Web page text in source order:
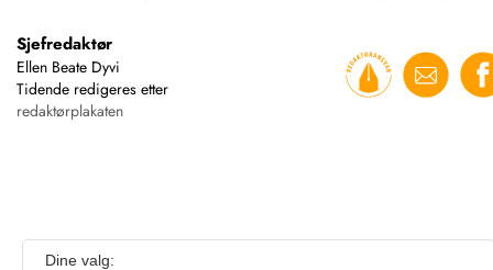
Sjefredaktør
Ellen Beate Dyvi
Tidende redigeres etter
redaktørplakaten
Dine valg: